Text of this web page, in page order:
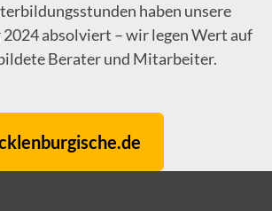
haben unsere
absolviert – wir legen Wert auf
Berater und Mitarbeiter.